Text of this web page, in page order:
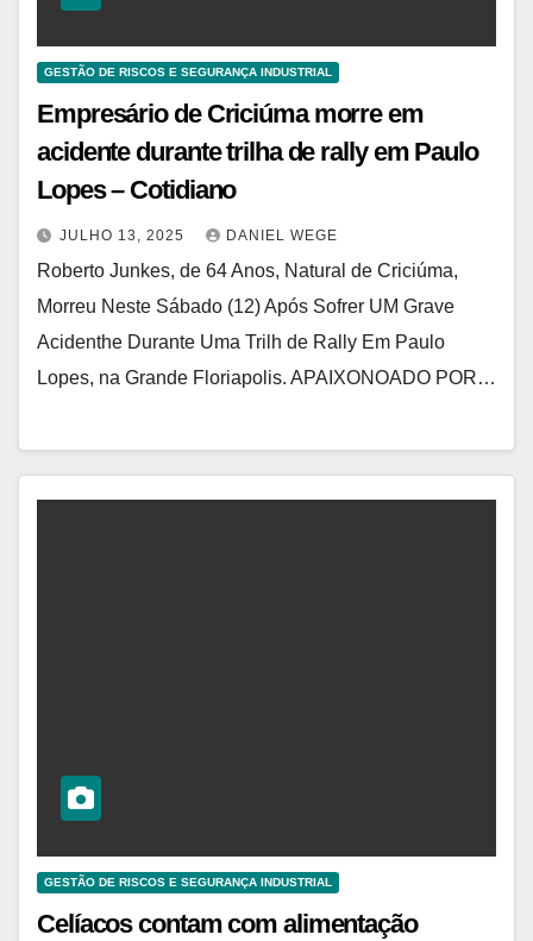
GESTÃO DE RISCOS E SEGURANÇA INDUSTRIAL
Empresário de Criciúma morre em
acidente durante trilha de rally em Paulo
Lopes – Cotidiano
JULHO 13, 2025 DANIEL WEGE
Roberto Junkes, de 64 Anos, Natural de Criciúma,
Morreu Neste Sábado (12) Após Sofrer UM Grave
Acidenthe Durante Uma Trilh de Rally Em Paulo
Lopes, na Grande Floriapolis. APAIXONOADO POR…
GESTÃO DE RISCOS E SEGURANÇA INDUSTRIAL
Celíacos contam com alimentação